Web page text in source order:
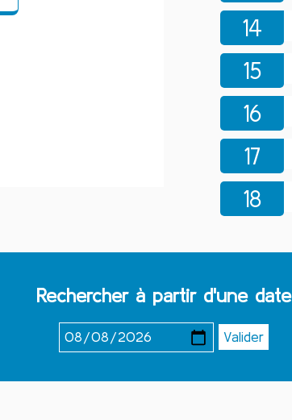
14
15
16
17
18
Rechercher à partir d'une date